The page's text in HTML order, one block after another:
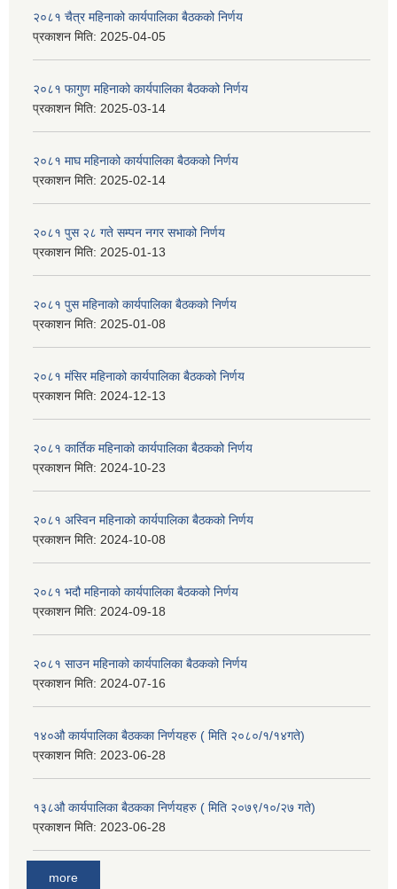
२०८१ चैत्र महिनाको कार्यपालिका बैठकको निर्णय
प्रकाशन मिति: 2025-04-05
२०८१ फागुण महिनाको कार्यपालिका बैठकको निर्णय
प्रकाशन मिति: 2025-03-14
२०८१ माघ महिनाको कार्यपालिका बैठकको निर्णय
प्रकाशन मिति: 2025-02-14
२०८१ पुस २८ गते सम्प‍न नगर सभाको निर्णय
प्रकाशन मिति: 2025-01-13
२०८१ पुस महिनाको कार्यपालिका बैठकको निर्णय
प्रकाशन मिति: 2025-01-08
२०८१ मंसिर महिनाको कार्यपालिका बैठकको निर्णय
प्रकाशन मिति: 2024-12-13
२०८१ कार्तिक महिनाको कार्यपालिका बैठकको निर्णय
प्रकाशन मिति: 2024-10-23
२०८१ अस्विन महिनाको कार्यपालिका बैठकको निर्णय
प्रकाशन मिति: 2024-10-08
२०८१ भदौ महिनाको कार्यपालिका बैठकको निर्णय
प्रकाशन मिति: 2024-09-18
२०८१ साउन महिनाको कार्यपालिका बैठकको निर्णय
प्रकाशन मिति: 2024-07-16
१४०औ कार्यपालिका बैठकका निर्णयहरु ( मिति २०८०/१/१४गते)
प्रकाशन मिति: 2023-06-28
१३८औ कार्यपालिका बैठकका निर्णयहरु ( मिति २०७९/१०/२७ गते)
प्रकाशन मिति: 2023-06-28
more